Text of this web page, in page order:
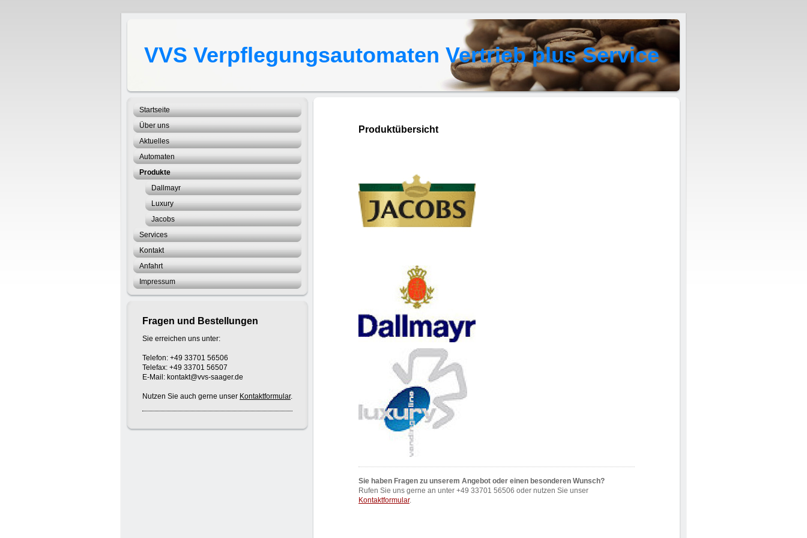
VVS Verpflegungsautomaten Vertrieb plus Service
Startseite
Über uns
Aktuelles
Automaten
Produkte
Dallmayr
Luxury
Jacobs
Services
Kontakt
Anfahrt
Impressum
Fragen und Bestellungen
Sie erreichen uns unter:
Telefon: +49 33701 56506
Telefax: +49 33701 56507
E-Mail: kontakt@vvs-saager.de
Nutzen Sie auch gerne unser Kontaktformular.
Produktübersicht
Sie haben Fragen zu unserem Angebot oder einen besonderen Wunsch?
Rufen Sie uns gerne an unter +49 33701 56506 oder nutzen Sie unser
Kontaktformular.